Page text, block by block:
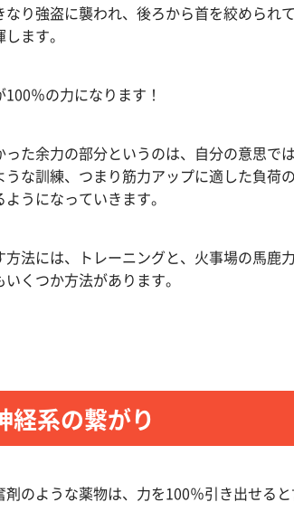
なり強盗に襲われ、後ろから首を絞められ
ます。
％の力になります！
った余力の部分というのは、自分の意思で
うな訓練、つまり筋力アップに適した負荷
うになっていきます。
方法には、トレーニングと、火事場の馬鹿
くつか方法があります。
経系の繋がり
のような薬物は、力を100％引き出せると